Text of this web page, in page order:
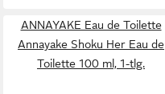
ANNAYAKE Eau de Toilette
Annayake Shoku Her Eau de
Toilette 100 ml, 1-tlg.